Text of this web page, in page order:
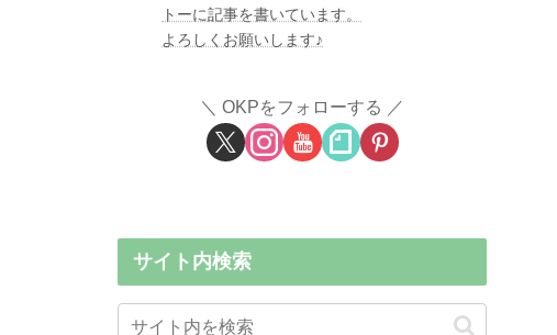
トーに記事を書いています。
よろしくお願いします♪
OKPをフォローする
サイト内検索